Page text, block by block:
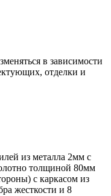
в зависимости
отделки и
из металла 2мм с
толщиной 80мм
c каркасом из
жесткости и 8